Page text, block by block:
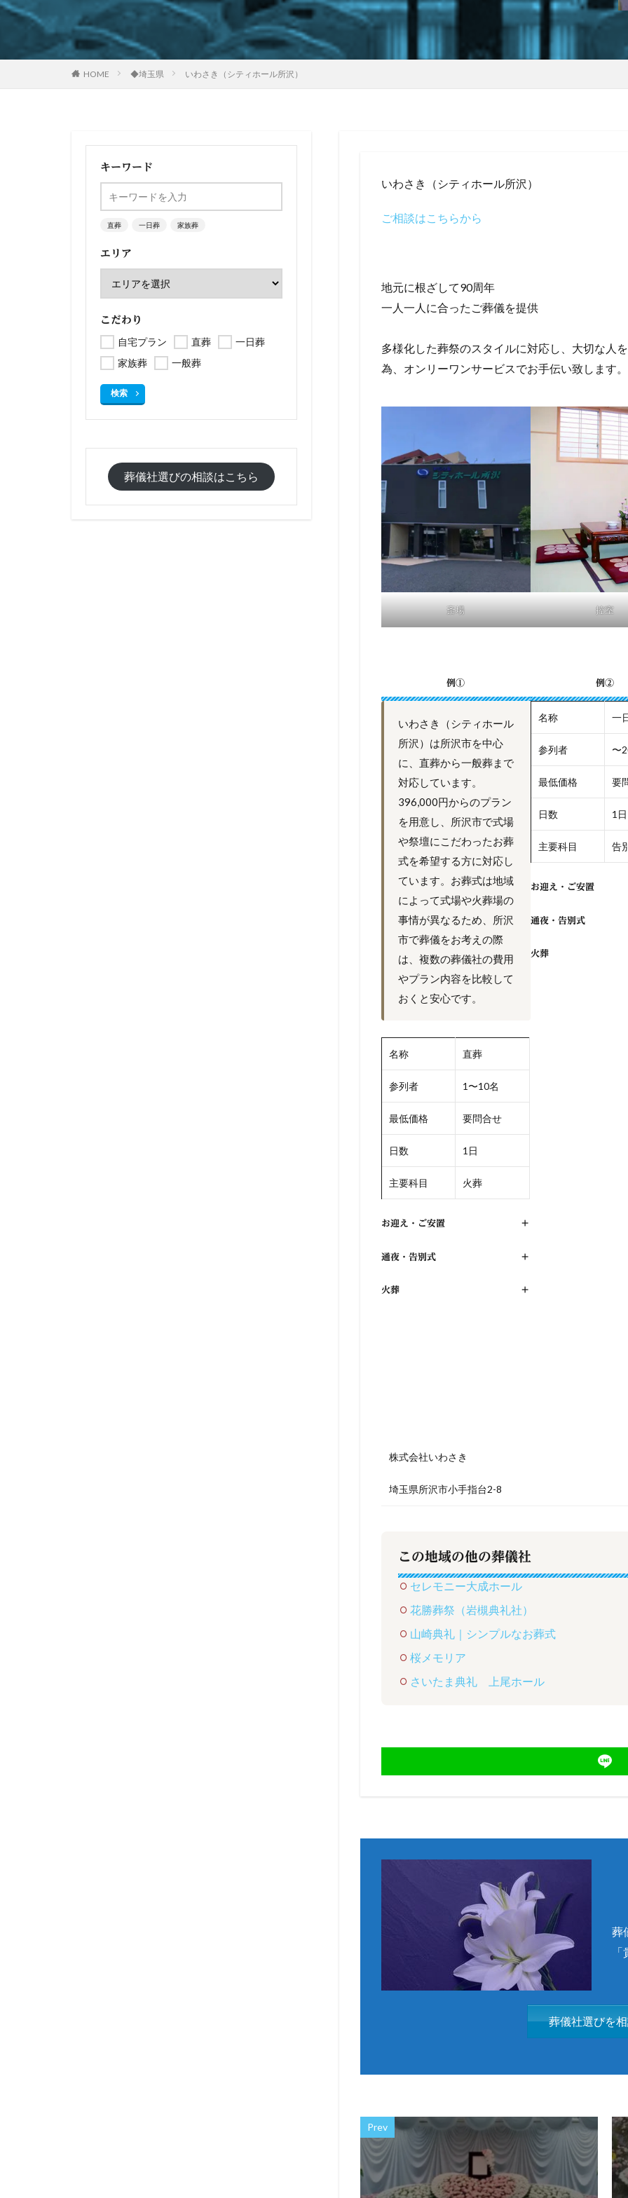
HOME ◆埼玉県 いわさき（シティホール所沢）
いわさき（シティホール所沢）
ご相談はこちらから
地元に根ざして90周年
一人一人に合ったご葬儀を提供
多様化した葬祭のスタイルに対応し、大切な人
為、オンリーワンサービスでお手伝い致します。
斎場 控室
例①
いわさき（シティホール
所沢）は所沢市を中心
に、直葬から一般葬まで
対応しています。
396,000円からのプラン
を用意し、所沢市で式場
や祭壇にこだわったお葬
式を希望する方に対応し
ています。お葬式は地域
によって式場や火葬場の
事情が異なるため、所沢
市で葬儀をお考えの際
は、複数の葬儀社の費用
やプラン内容を比較して
おくと安心です。
名称 直葬
参列者 1〜10名
最低価格 要問合せ
日数 1日
主要科目 火葬
お迎え・ご安置 +
通夜・告別式 +
火葬 +
例②
名称 一
参列者 〜
最低価格 要
日数 1日
主要科目 告
お迎え・ご安置
通夜・告別式
火葬
株式会社いわさき
埼玉県所沢市小手指台2-8
この地域の他の葬儀社
セレモニー大成ホール
花勝葬祭（岩槻典礼社）
山崎典礼｜シンプルなお葬式
桜メモリア
さいたま典礼 上尾ホール
葬
葬儀社選びを
Prev
キーワード
直葬 一日葬 家族葬
エリア
こだわり
自宅プラン 直葬
一日葬
家族葬
一般葬
検索
葬儀社選びの相談はこちら